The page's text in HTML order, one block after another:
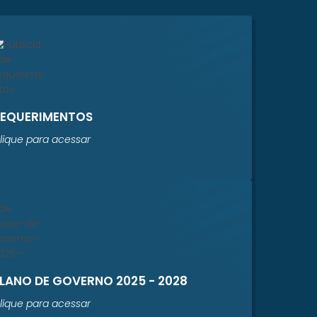
para acessar
DE GOVERNO 2025 - 2028
para acessar